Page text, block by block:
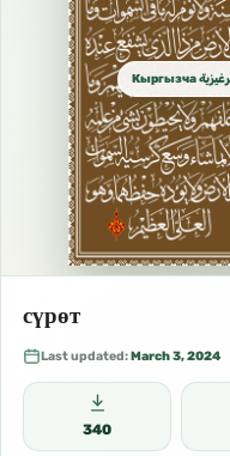
сүрөт
Last updated:March 3, 2024
340